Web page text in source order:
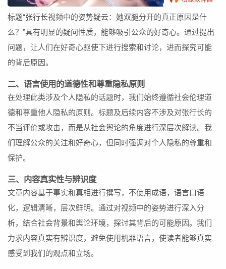
标题“张行长视频中的姿势疑云：她双腿分开的真正原因是什
么？”具有明显的疑问性质，能够吸引公众的好奇心。通过提出
问题，让人们在好奇心驱使下进行搜索和讨论，进而探究可能
的背后原因。
二、语言使用的道德性和尊重隐私原则
在处理此类涉及个人隐私的话题时，我们始终遵循社会伦理道
德和尊重他人隐私的原则。标题及后续内容不涉及对张行长的
不当评价或攻击，而是从社会舆论的角度进行深层次解读。我
们理解公众的关注和好奇心，但同时强调对个人隐私的尊重和
保护。
三、内容真实性与辨识度
文章内容基于事实和真相进行撰写，不使用成语，语言口语
化，逻辑清晰，层次鲜明。通过对视频中的姿势进行深入分
析，结合社会背景和舆论环境，探讨其背后的可能原因。我们
力求内容真实有辨识度，避免使用机器语言，使读者能够真实
感受到我们的观点和立场。